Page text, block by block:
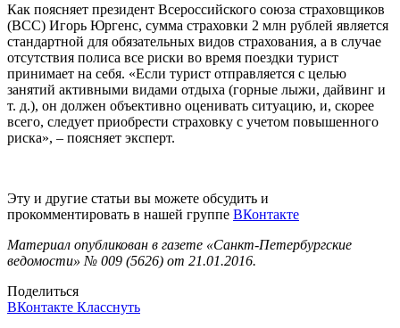
Как поясняет президент Всероссийского союза страховщиков
(ВСС) Игорь Юргенс, сумма страховки 2 млн рублей является
стандартной для обязательных видов страхования, а в случае
отсутствия полиса все риски во время поездки турист
принимает на себя. «Если турист отправляется с целью
занятий активными видами отдыха (горные лыжи, дайвинг и
т. д.), он должен объективно оценивать ситуацию, и, скорее
всего, следует приобрести страховку с учетом повышенного
риска», – поясняет эксперт.
Эту и другие статьи вы можете обсудить и
прокомментировать в нашей группе ВКонтакте
Материал опубликован в газете «Санкт-Петербургские
ведомости» № 009 (5626) от 21.01.2016.
Поделиться
ВКонтакте Класснуть